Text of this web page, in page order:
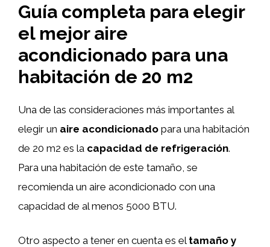
Guía completa para elegir
el mejor aire
acondicionado para una
habitación de 20 m2
Una de las consideraciones más importantes al
elegir un aire acondicionado para una habitación
de 20 m2 es la capacidad de refrigeración.
Para una habitación de este tamaño, se
recomienda un aire acondicionado con una
capacidad de al menos 5000 BTU.
Otro aspecto a tener en cuenta es el tamaño y